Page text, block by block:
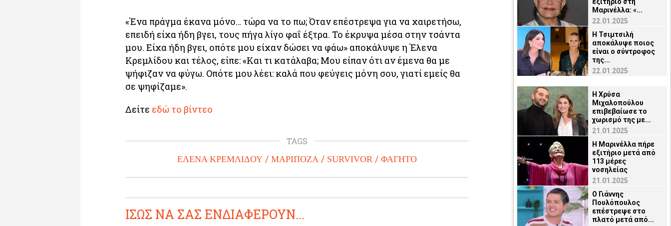
«Ένα πράγμα έκανα μόνο… τώρα να το πω; Όταν επέστρεψα για να χαιρετήσω,
επειδή είχα ήδη βγει, τους πήγα λίγο φαΐ έξτρα. Το έκρυψα μέσα στην τσάντα
μου. Είχα ήδη βγει, οπότε μου είχαν δώσει να φάω» αποκάλυψε η Έλενα
Κρεμλίδου και τέλος, είπε: «Και τι κατάλαβα; Μου είπαν ότι αν έμενα θα με
ψήφιζαν να φύγω. Οπότε μου λέει: καλά που φεύγεις μόνη σου, γιατί εμείς θα
σε ψηφίζαμε».
Δείτε εδώ το βίντεο
TAGS
ΕΛΕΝΑ ΚΡΕΜΛΙΔΟΥ ΜΑΡΙΠΟΖΑ SURVIVOR ΦΑΓΗΤΟ
ΙΣΩΣ ΝΑ ΣΑΣ ΕΝΔΙΑΦΕΡΟΥΝ...
Μαρινέλλα: «...
22.01.2025
Η Τσιμτσιλή
αποκάλυψε ποιος
είναι ο σύντροφος
της...
22.01.2025
Η Χρύσα
Μιχαλοπούλου
επιβεβαίωσε το
χωρισμό της με...
21.01.2025
Η Μαρινέλλα πήρε
εξιτήριο μετά από
113 μέρες
νοσηλείας
21.01.2025
O Γιάννης
Πουλόπουλος
επέστρεψε στο
πλατό μετά από...